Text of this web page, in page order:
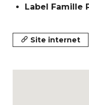
Label Famille
Site internet